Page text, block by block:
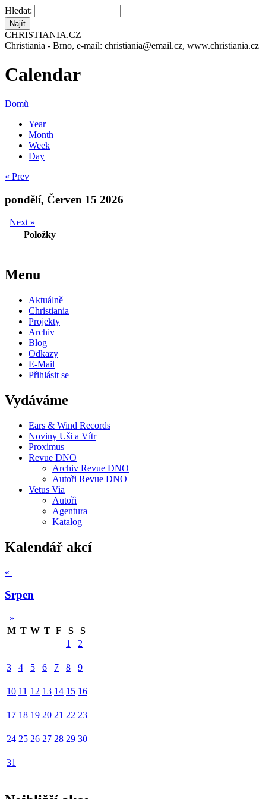
Hledat:
CHRISTIANIA.CZ
Christiania - Brno, e-mail: christiania@email.cz, www.christiania.cz
Calendar
Domů
Year
Month
Week
Day
« Prev
pondělí, Červen 15 2026
Next »
Položky
Menu
Aktuálně
Christiania
Projekty
Archiv
Blog
Odkazy
E-Mail
Přihlásit se
Vydáváme
Ears & Wind Records
Noviny Uši a Vítr
Proximus
Revue DNO
Archiv Revue DNO
Autoři Revue DNO
Vetus Via
Autoři
Agentura
Katalog
Kalendář akcí
«
Srpen
»
M T W T F S
S
1
2
3 4 5 6 7 8 9
10 11 12 13 14 15 16
17 18 19 20 21 22 23
24 25 26 27 28 29 30
31